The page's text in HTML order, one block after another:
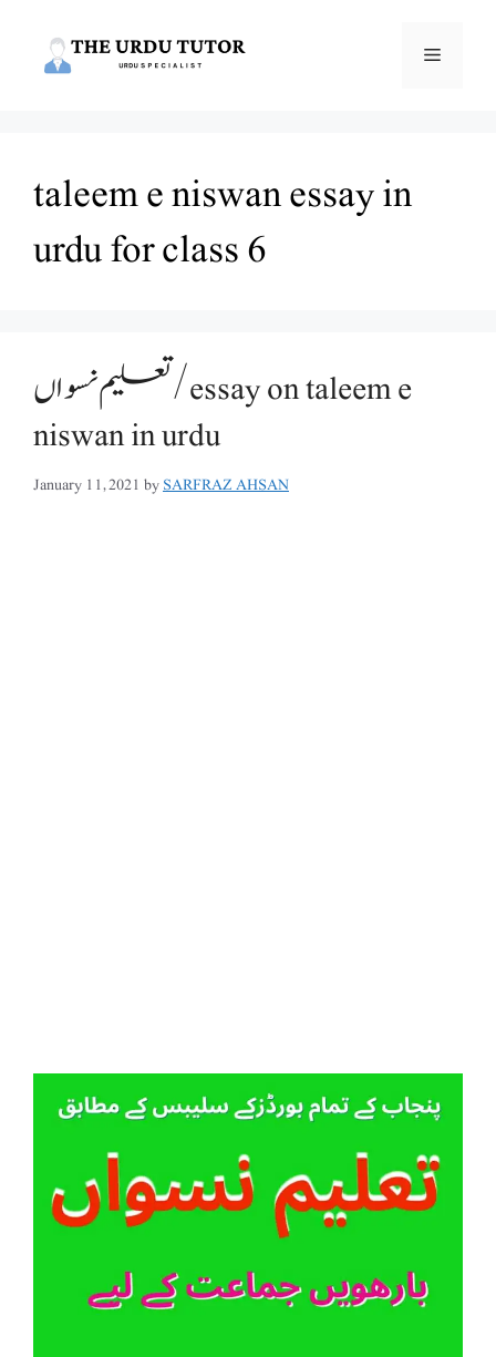
Menu
taleem e niswan essay in
urdu for class 6
تعلیم نسواں/essay on taleem e
niswan in urdu
January 11, 2021 bySARFRAZ AHSAN